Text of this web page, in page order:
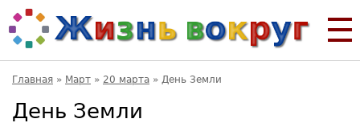
Главная » Март » 20 марта » День Земли
День Земли